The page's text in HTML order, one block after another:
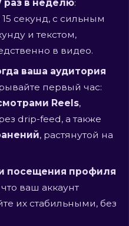
раз в неделю:
секунд, с сильным
и текстом,
в видео.
ваша аудитория
первый час:
Reels,
drip-feed, а также
, растянутой на
посещения профиля
ваш аккаунт
их стабильными, без